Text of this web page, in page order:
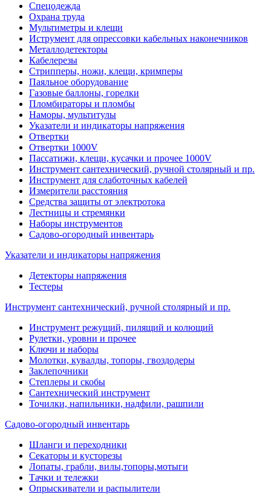
Спецодежда
Охрана труда
Мультиметры и клещи
Иструмент для опрессовки кабельных наконечников
Металлодетекторы
Кабелерезы
Стрипперы, ножи, клещи, кримперы
Паяльное оборудование
Газовые баллоны, горелки
Пломбираторы и пломбы
Наморы, мультитулы
Указатели и индикаторы напряжения
Отвертки
Отвертки 1000V
Пассатижи, клещи, кусачки и прочее 1000V
Инструмент сантехнический, ручной столярный и пр.
Инструмент для слаботочных кабелей
Измерители расстояния
Средства защиты от электротока
Лестницы и стремянки
Наборы инструментов
Садово-огородный инвентарь
Указатели и индикаторы напряжения
Детекторы напряжения
Тестеры
Инструмент сантехнический, ручной столярный и пр.
Инструмент режущий, пилящий и колющий
Рулетки, уровни и прочее
Ключи и наборы
Молотки, кувалды, топоры, гвоздодеры
Заклепочники
Степлеры и скобы
Сантехнический инструмент
Точилки, напильники, надфили, рашпили
Садово-огородный инвентарь
Шланги и переходники
Секаторы и кусторезы
Лопаты, грабли, вилы,топоры,мотыги
Тачки и тележки
Опрыскиватели и распылители